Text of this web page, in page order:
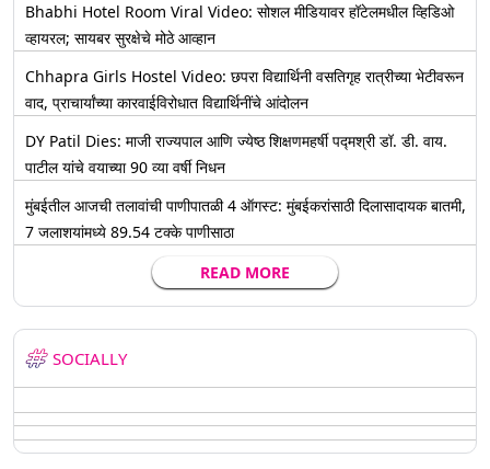
Bhabhi Hotel Room Viral Video: सोशल मीडियावर हॉटेलमधील व्हिडिओ
व्हायरल; सायबर सुरक्षेचे मोठे आव्हान
Chhapra Girls Hostel Video: छपरा विद्यार्थिनी वसतिगृह रात्रीच्या भेटीवरून
वाद, प्राचार्यांच्या कारवाईविरोधात विद्यार्थिनींचे आंदोलन
DY Patil Dies: माजी राज्यपाल आणि ज्येष्ठ शिक्षणमहर्षी पद्मश्री डॉ. डी. वाय.
पाटील यांचे वयाच्या 90 व्या वर्षी निधन
मुंबईतील आजची तलावांची पाणीपातळी 4 ऑगस्ट: मुंबईकरांसाठी दिलासादायक बातमी,
7 जलाशयांमध्ये 89.54 टक्के पाणीसाठा
READ MORE
SOCIALLY